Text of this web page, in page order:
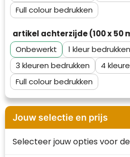
Full colour
artikel achterzijde (100 x 50
Onbewerkt
1
3
4
Full colour
Jouw selectie en prijs
Selecteer jouw opties voor